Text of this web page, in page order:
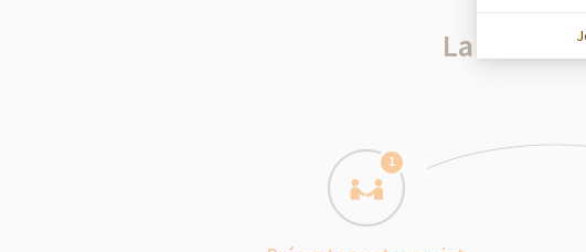
La Maison
1